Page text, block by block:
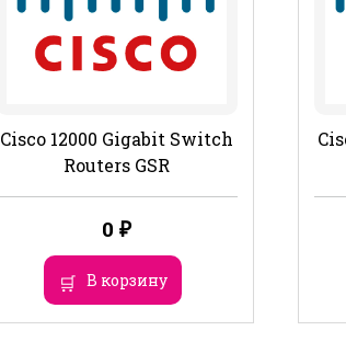
Cisco 12000 Gigabit Switch
Routers GSR
0 ₽
В корзину